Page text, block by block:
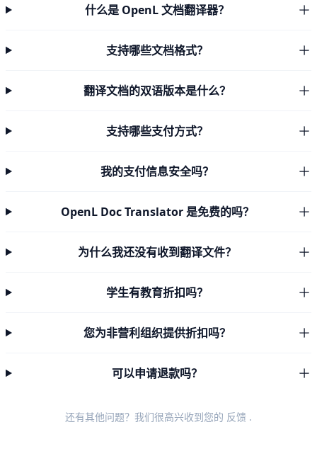
什么是 OpenL 文档翻译器？
支持哪些文档格式？
翻译文档的双语版本是什么？
支持哪些支付方式？
我的支付信息安全吗？
OpenL Doc Translator 是免费的吗？
为什么我还没有收到翻译文件？
学生有教育折扣吗？
您为非营利组织提供折扣吗？
可以申请退款吗？
还有其他问题？我们很高兴收到您的 反馈 .